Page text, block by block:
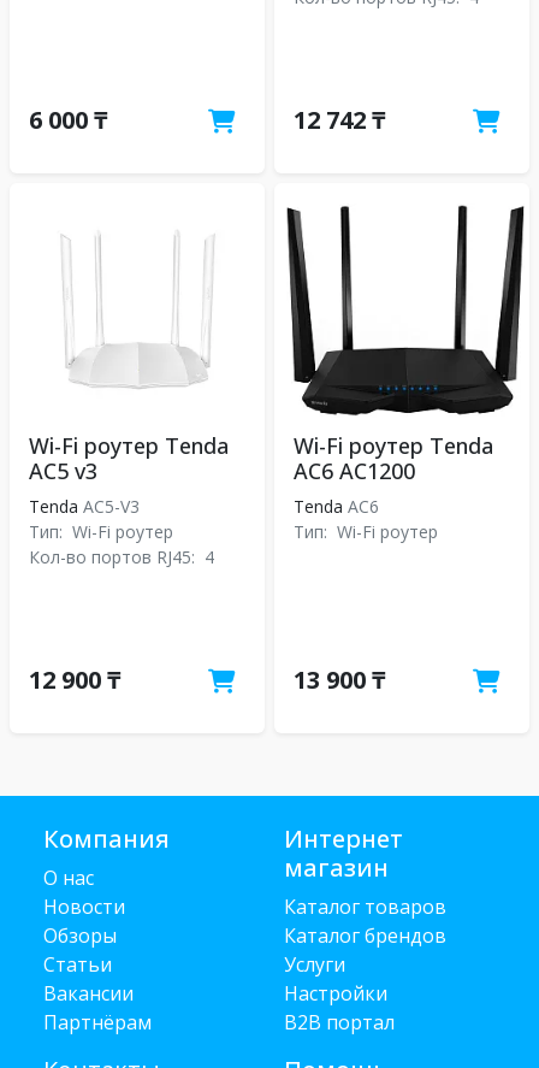
6 000 ₸ 12 742 ₸
Wi-Fi роутер Tenda
AC5 v3
Tenda AC5-V3
Тип: Wi-Fi роутер
Кол-во портов RJ45: 4
12 900 ₸
Wi-Fi роутер Tenda
AC6 AC1200
Tenda АС6
Тип: Wi-Fi роутер
13 900 ₸
Компания
О нас
Новости
Обзоры
Статьи
Вакансии
Партнёрам
Интернет
магазин
Каталог товаров
Каталог брендов
Услуги
Настройки
B2B портал